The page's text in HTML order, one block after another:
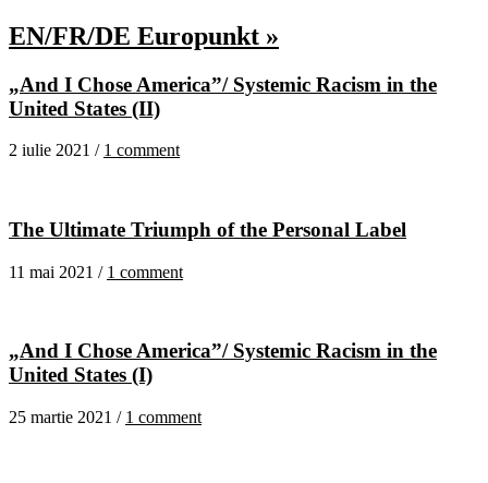
EN/FR/DE Europunkt »
„And I Chose America”/ Systemic Racism in the
United States (II)
2 iulie 2021 / 1 comment
The Ultimate Triumph of the Personal Label
11 mai 2021 / 1 comment
„And I Chose America”/ Systemic Racism in the
United States (I)
25 martie 2021 / 1 comment